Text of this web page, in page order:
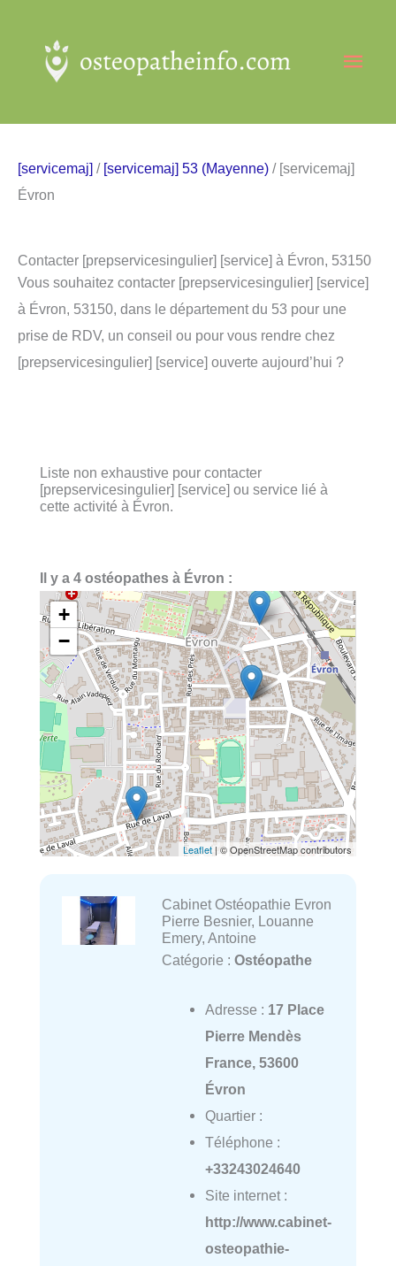
contenu
[servicemaj] / [servicemaj] 53 (Mayenne) / [servicemaj]
Évron
Contacter [prepservicesingulier] [service] à Évron, 53150
Vous souhaitez contacter [prepservicesingulier] [service]
à Évron, 53150, dans le département du 53 pour une
prise de RDV, un conseil ou pour vous rendre chez
[prepservicesingulier] [service] ouverte aujourd’hui ?
Liste non exhaustive pour contacter
[prepservicesingulier] [service] ou service lié à
cette activité à Évron.
Il y a 4 ostéopathes à Évron :
+
−
Leaflet | © OpenStreetMap contributors
Cabinet Ostéopathie Evron
Pierre Besnier, Louanne
Emery, Antoine
Catégorie : Ostéopathe
Adresse : 17 Place
Pierre Mendès
France, 53600
Évron
Quartier :
Téléphone :
+33243024640
Site internet :
http://www.cabinet-
osteopathie-